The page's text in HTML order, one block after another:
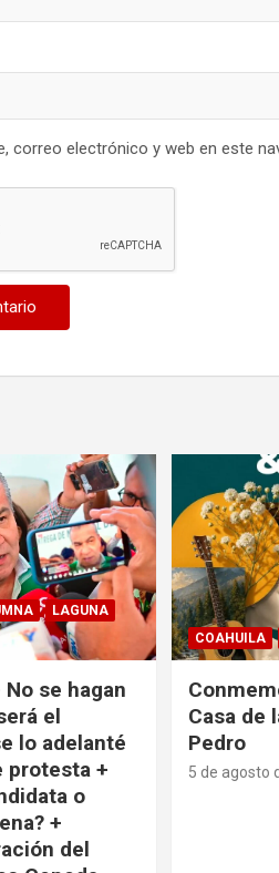
correo electrónico y web en este
LAGUNA
No se hagan
el
lo adelanté
protesta +
o
+
del
COAHUILA
Casa de
Pedro
5 de agosto